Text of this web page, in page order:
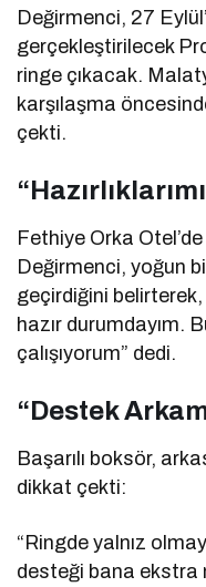
Değirmenci, 27
gerçekleştirilecek
ringe çıkacak.
karşılaşma
çekti.
Fethiye Orka
Değirmenci, yoğun
geçirdiğini
hazır durumdayım.
çalışıyorum” dedi.
“Destek
Başarılı boksör,
dikkat çekti:
“Ringde yalnız
desteği bana ekstra